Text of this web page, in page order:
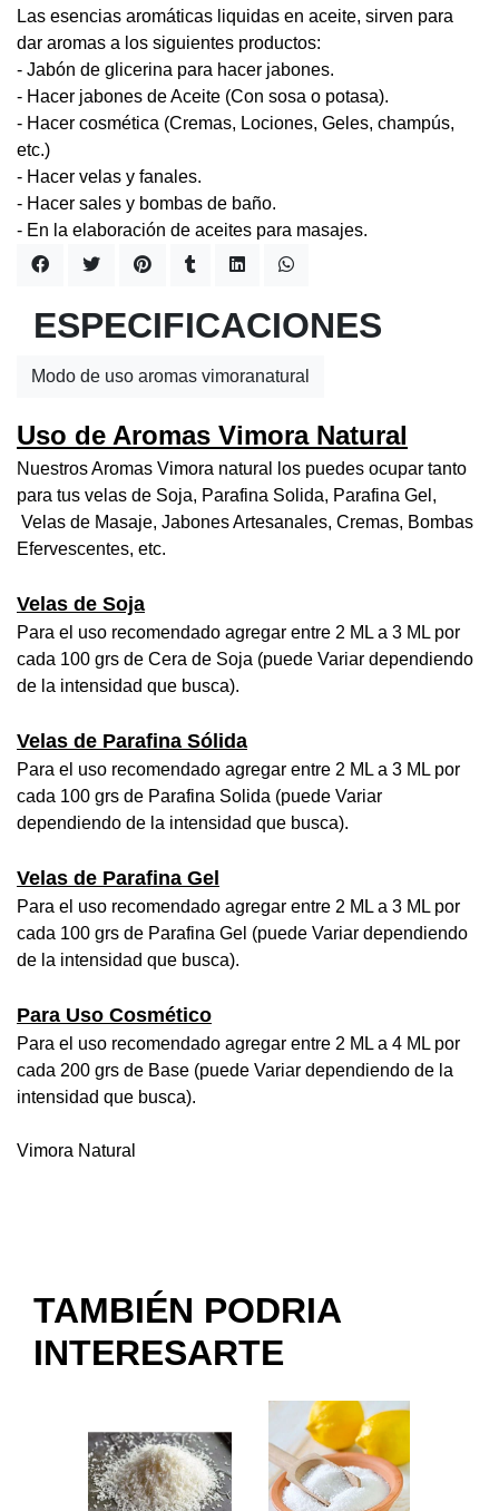
Las esencias aromáticas liquidas en aceite, sirven para
dar aromas a los siguientes productos:
- Jabón de glicerina para hacer jabones.
- Hacer jabones de Aceite (Con sosa o potasa).
- Hacer cosmética (Cremas, Lociones, Geles, champús,
etc.)
- Hacer velas y fanales.
- Hacer sales y bombas de baño.
- En la elaboración de aceites para masajes.
ESPECIFICACIONES
Uso de Aromas Vimora Natural
Nuestros Aromas Vimora natural los puedes ocupar tanto
para tus velas de Soja, Parafina Solida, Parafina Gel,
Velas de Masaje, Jabones Artesanales, Cremas, Bombas
Efervescentes, etc.
Velas de Soja
Para el uso recomendado agregar entre 2 ML a 3 ML por
cada 100 grs de Cera de Soja (puede Variar dependiendo
de la intensidad que busca).
Velas de Parafina Sólida
Para el uso recomendado agregar entre 2 ML a 3 ML por
cada 100 grs de Parafina Solida (puede Variar
dependiendo de la intensidad que busca).
Velas de Parafina Gel
Para el uso recomendado agregar entre 2 ML a 3 ML por
cada 100 grs de Parafina Gel (puede Variar dependiendo
de la intensidad que busca).
Para Uso Cosmético
Para el uso recomendado agregar entre 2 ML a 4 ML por
cada 200 grs de Base (puede Variar dependiendo de la
intensidad que busca).
Vimora Natural
Modo de uso aromas vimoranatural
TAMBIÉN PODRIA
INTERESARTE